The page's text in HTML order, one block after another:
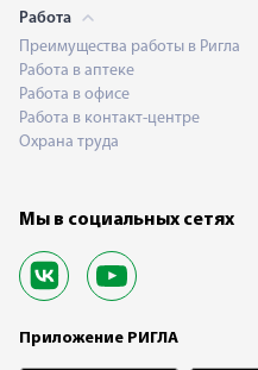
Работа
Преимущества работы в Ригла
Работа в аптеке
Работа в офисе
Работа в контакт-центре
Охрана труда
Мы в социальных сетях
Приложение РИГЛА